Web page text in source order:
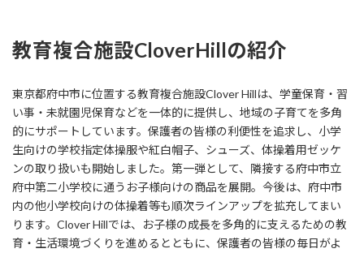
教育複合施設CloverHillの紹介
東京都府中市に位置する教育複合施設Clover Hillは、学童保育・習
い事・未就園児保育などを一体的に提供し、地域の子育てを多角
的にサポートしています。保護者の皆様の利便性を追求し、小学
生向けの学校指定体操服や紅白帽子、シューズ、体操着用ゼッケ
ンの取り扱いも開始しました。第一弾として、隣接する府中市立
府中第二小学校に通うお子様向けの商品を展開。今後は、府中市
内の他小学校向けの体操着等も順次ラインアップを拡充してまい
ります。Clover Hillでは、お子様の成長を多角的に支えるための教
育・生活環境づくりを進めるとともに、保護者の皆様の毎日がよ